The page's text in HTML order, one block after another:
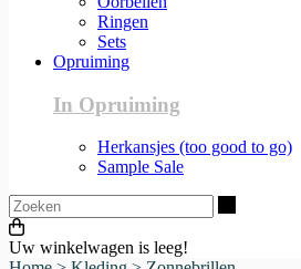
Ringen
Sets
Opruiming
In Opruiming
Herkansjes (too good to go)
Sample Sale
Uw winkelwagen is leeg!